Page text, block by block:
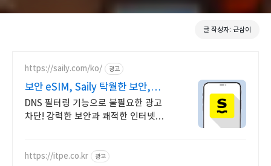
글 작성자: 근삼이
https://saily.com/ko/ 광고
보안 eSIM, Saily 탁월한 보안,
안정적인 연결
DNS 필터링 기능으로 불필요한 광고
차단! 강력한 보안과 쾌적한 인터넷
https://itpe.co.kr 광고
모두의 근삼이